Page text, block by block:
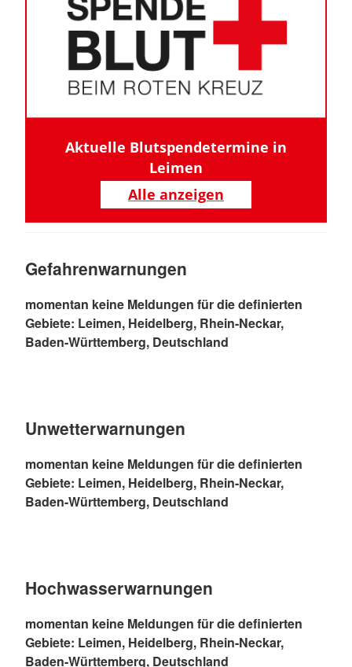
Aktuelle Blutspendetermine in
Leimen
Alle anzeigen
Gefahrenwarnungen
momentan keine Meldungen für die definierten
Gebiete: Leimen, Heidelberg, Rhein-Neckar,
Baden-Württemberg, Deutschland
Unwetterwarnungen
momentan keine Meldungen für die definierten
Gebiete: Leimen, Heidelberg, Rhein-Neckar,
Baden-Württemberg, Deutschland
Hochwasserwarnungen
momentan keine Meldungen für die definierten
Gebiete: Leimen, Heidelberg, Rhein-Neckar,
Baden-Württemberg, Deutschland